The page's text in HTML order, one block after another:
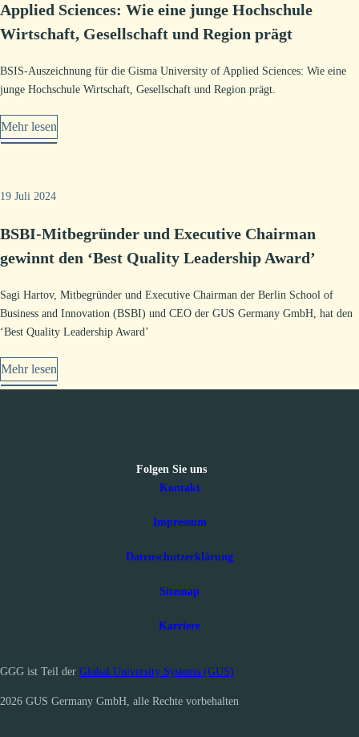
Applied Sciences: Wie eine junge Hochschule
Wirtschaft, Gesellschaft und Region prägt
BSIS-Auszeichnung für die Gisma University of Applied Sciences: Wie eine
junge Hochschule Wirtschaft, Gesellschaft und Region prägt.
Mehr lesen
19 Juli 2024
BSBI-Mitbegründer und Executive Chairman
gewinnt den ‘Best Quality Leadership Award’
Sagi Hartov, Mitbegründer und Executive Chairman der Berlin School of
Business and Innovation (BSBI) und CEO der GUS Germany GmbH, hat den
‘Best Quality Leadership Award’
Mehr lesen
Folgen Sie uns
Kontakt
Impressum
Datenschutzerklärung
Sitemap
Karriere
GGG ist Teil der Global University Systems (GUS)
2026 GUS Germany GmbH, alle Rechte vorbehalten